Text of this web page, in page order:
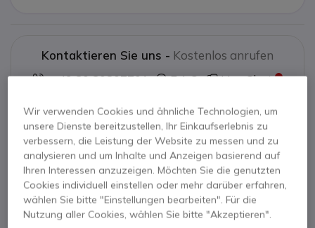
Kontaktieren Sie uns - Kostenlos anrufen
+49 30 30807701
F.A.Q Live Chat
Produktbeschreibung
Yealink MeetingBar A30 +
Wir verwenden Cookies und ähnliche Technologien, um
unsere Dienste bereitzustellen, Ihr Einkaufserlebnis zu
verbessern, die Leistung der Website zu messen und zu
analysieren und um Inhalte und Anzeigen basierend auf
Ihren Interessen anzuzeigen. Möchten Sie die genutzten
Cookies individuell einstellen oder mehr darüber erfahren,
wählen Sie bitte "Einstellungen bearbeiten". Für die
Nutzung aller Cookies, wählen Sie bitte "Akzeptieren".